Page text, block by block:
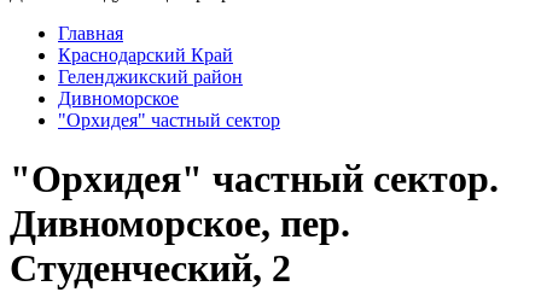
Главная
Краснодарский Край
Геленджикский район
Дивноморское
"Орхидея" частный сектор
"Орхидея" частный сектор.
Дивноморское, пер.
Студенческий, 2